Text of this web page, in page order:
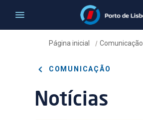
Página inicial / Comunicação
COMUNICAÇÃO
Notícias